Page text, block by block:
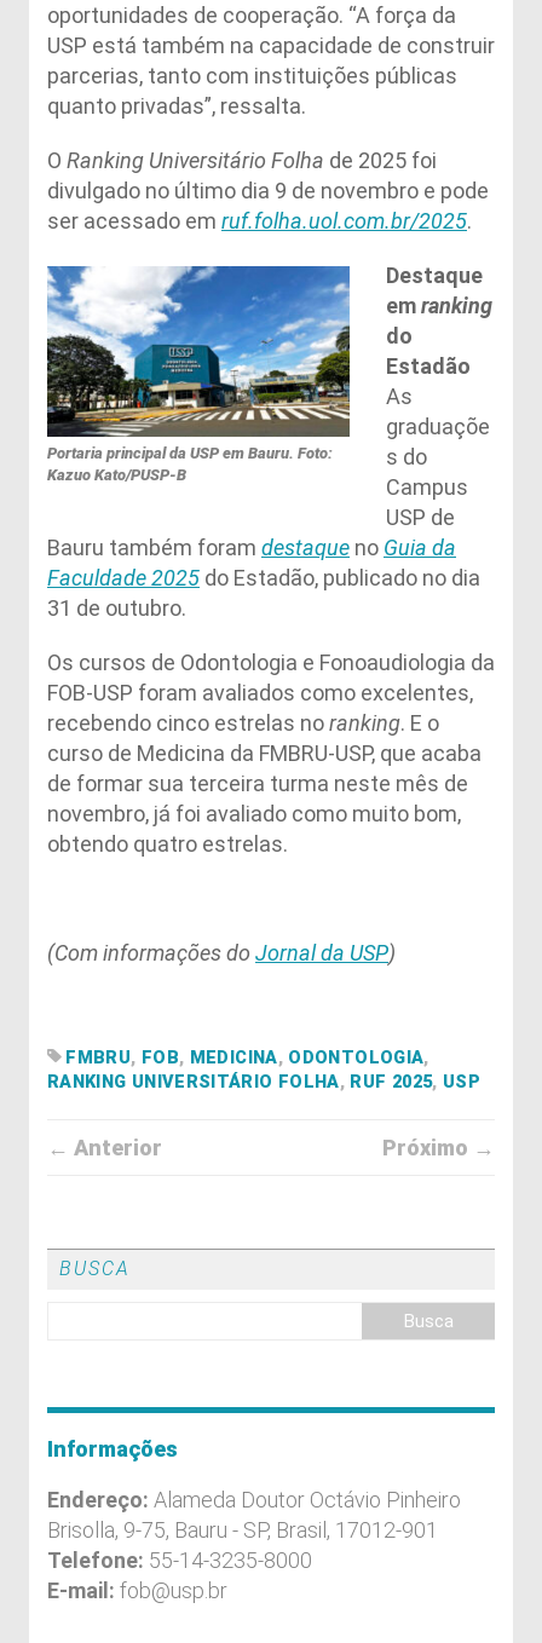
oportunidades de cooperação. “A força da
USP está também na capacidade de construir
parcerias, tanto com instituições públicas
quanto privadas”, ressalta.
O Ranking Universitário Folha de 2025 foi
divulgado no último dia 9 de novembro e pode
ser acessado em ruf.folha.uol.com.br/2025.
Portaria principal da USP em Bauru. Foto:
Kazuo Kato/PUSP-B
Destaque
emranking
do
Estadão
As
graduaçõe
s do
Campus
USP de
Bauru também foram destaque no Guia da
Faculdade 2025 do Estadão, publicado no dia
31 de outubro.
Os cursos de Odontologia e Fonoaudiologia da
FOB-USP foram avaliados como excelentes,
recebendo cinco estrelas noranking. E o
curso de Medicina da FMBRU-USP, que acaba
de formar sua terceira turma neste mês de
novembro, já foi avaliado como muito bom,
obtendo quatro estrelas.
(Com informações do Jornal da USP)
FMBRU, FOB, MEDICINA, ODONTOLOGIA,
RANKING UNIVERSITÁRIO FOLHA, RUF 2025, USP
← Anterior Próximo →
BUSCA
Informações
Endereço: Alameda Doutor Octávio Pinheiro
Brisolla, 9-75, Bauru - SP, Brasil, 17012-901
Telefone: 55-14-3235-8000
E-mail: fob@usp.br